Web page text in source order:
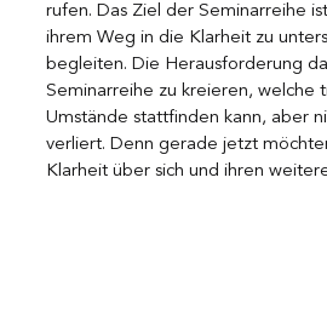
rufen. Das Ziel der Seminarreihe
ihrem Weg in die Klarheit zu
begleiten. Die Herausforderung
Seminarreihe zu kreieren, welche
Umstände stattfinden kann, aber
verliert. Denn gerade jetzt
Klarheit über sich und ihren